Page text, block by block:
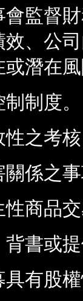
監督
效、公
潛在
制度。
性之考
係之
性商品
書或
有股